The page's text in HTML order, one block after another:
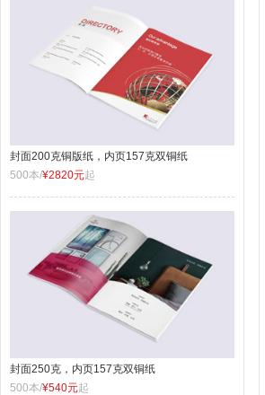
封面200克铜版纸，内页157克双铜纸
500本/¥2820元起
封面250克，内页157克双铜纸
500本/¥540元起